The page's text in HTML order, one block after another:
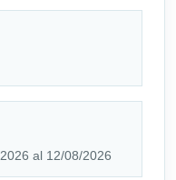
al 12/08/2026